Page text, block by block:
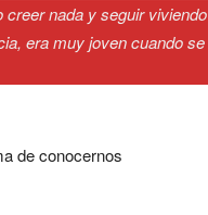
nada y seguir viviendo
era muy joven cuando se
de conocernos